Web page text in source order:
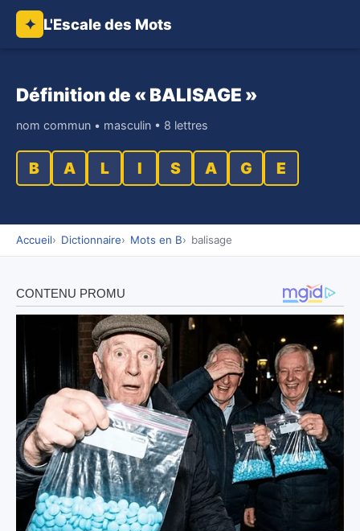
✦ L'Escale des Mots
Définition de « BALISAGE »
nom commun • masculin • 8 lettres
B A L I S A G E
Accueil Dictionnaire Mots en B balisage